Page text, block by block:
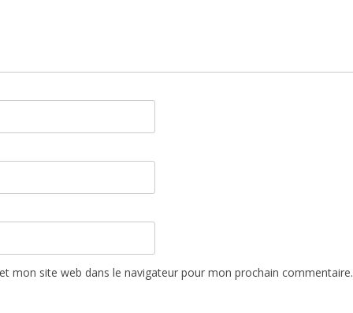
mon site web dans le navigateur pour mon prochain commentaire.